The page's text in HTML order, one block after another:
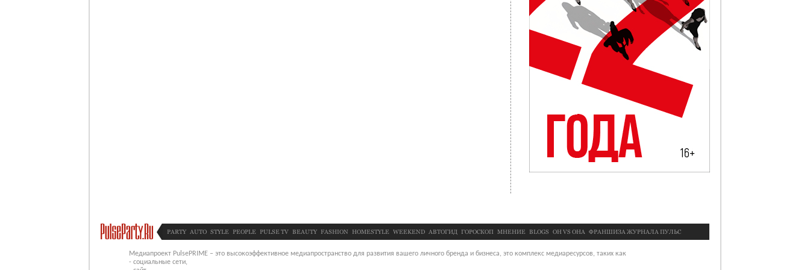
PARTY AUTO STYLE PEOPLE PULSE TV BEAUTY FASHION HOMESTYLE WEEKEND АВТОГИД ГОРОСКОП МНЕНИЕ BLOGS OН VS ОНА ФРАНШИЗА ЖУРНАЛА ПУЛЬС
Медиапроект PulsePRIME – это высокоэффективное медиапространство для развития вашего личного бренда и бизнеса, это комплекс медиаресурсов, таких как
- социальные сети,